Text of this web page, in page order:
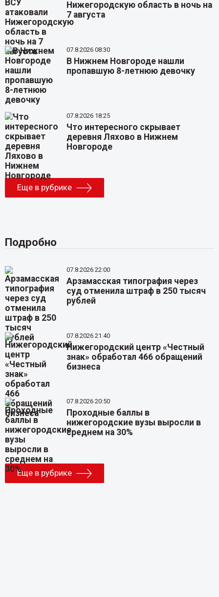
Нижегородскую область в ночь на
7 августа
07.8.2026 08:30
В Нижнем Новгороде нашли
пропавшую 8-летнюю девочку
07.8.2026 18:25
Что интересного скрывает
деревня Ляхово в Нижнем
Новгороде
Еще в рубрике
Подробно
07.8.2026 22:00
Арзамасская типография через
суд отменила штраф в 250 тысяч
рублей
07.8.2026 21:40
Нижегородский центр «Честный
знак» обработал 466 обращений
бизнеса
07.8.2026 20:50
Проходные баллы в
нижегородские вузы выросли в
среднем на 30%
Еще в рубрике